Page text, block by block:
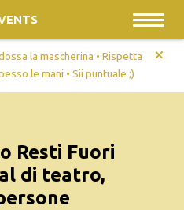
la mascherina • Rispetta
le mani • Sii puntuale ;)
+
Resti Fuori
di teatro,